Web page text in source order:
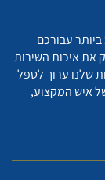
עבורכם
את איכות השירות
שלנו ערוך לטפל
איש המקצוע,